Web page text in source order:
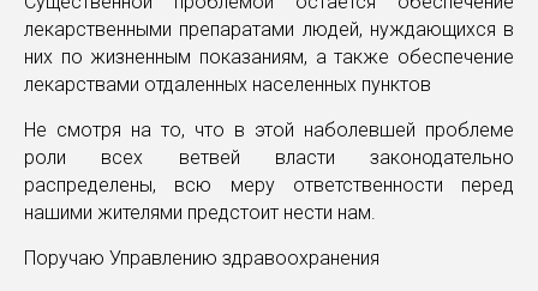
лекарственными препаратами людей, нуждающихся в
них по жизненным показаниям, а также обеспечение
лекарствами отдаленных населенных пунктов
Не смотря на то, что в этой наболевшей проблеме
роли всех ветвей власти законодательно
распределены, всю меру ответственности перед
нашими жителями предстоит нести нам.
Поручаю Управлению здравоохранения